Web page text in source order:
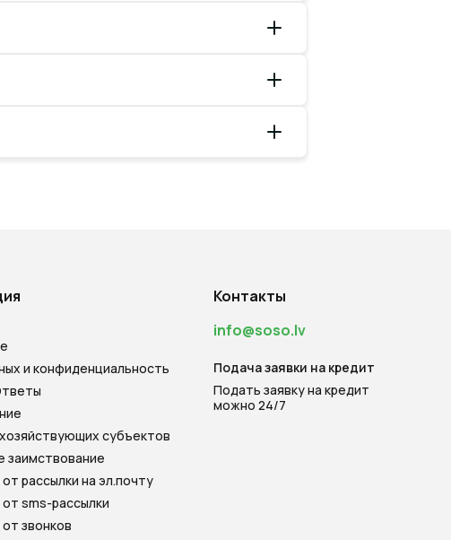
и конфиденциальность
субъектов
заимствование
рассылки на эл.почту
sms-рассылки
звонков
Контакты
info@soso.lv
Подача заявки на кредит
Подать заявку на кредит
можно 24/7